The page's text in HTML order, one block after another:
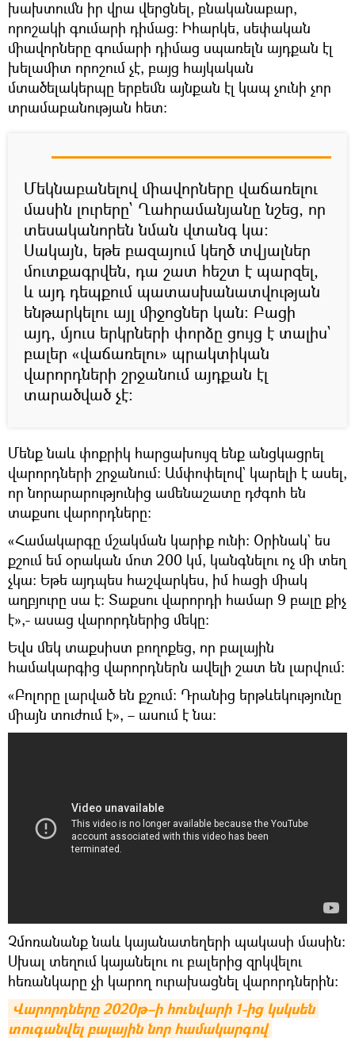
խախտումն իր վրա վերցնել, բնականաբար,
որոշակի գումարի դիմաց։ Իհարկե, սեփական
միավորները գումարի դիմաց սպառելն այդքան էլ
խելամիտ որոշում չէ, բայց հայկական
մտածելակերպը երբեմն այնքան էլ կապ չունի չոր
տրամաբանության հետ։
Մեկնաբանելով միավորները վաճառելու
մասին լուրերը` Ղահրամանյանը նշեց, որ
տեսականորեն նման վտանգ կա։
Սակայն, եթե բազայում կեղծ տվյալներ
մուտքագրվեն, դա շատ հեշտ է պարզել,
և այդ դեպքում պատասխանատվության
ենթարկելու այլ միջոցներ կան։ Բացի
այդ, մյուս երկրների փորձը ցույց է տալիս`
բալեր «վաճառելու» պրակտիկան
վարորդների շրջանում այդքան էլ
տարածված չէ։
Մենք նաև փոքրիկ հարցախույզ ենք անցկացրել
վարորդների շրջանում։ Ամփոփելով` կարելի է ասել,
որ նորարարությունից ամենաշատը դժգոհ են
տաքսու վարորդները։
«Համակարգը մշակման կարիք ունի։ Օրինակ` ես
քշում եմ օրական մոտ 200 կմ, կանգնելու ոչ մի տեղ
չկա։ Եթե այդպես հաշվարկես, իմ հացի միակ
աղբյուրը սա է։ Տաքսու վարորդի համար 9 բալը քիչ
է»,- ասաց վարորդներից մեկը։
Եվս մեկ տաքսիստ բողոքեց, որ բալային
համակարգից վարորդներն ավելի շատ են լարվում։
«Բոլորը լարված են քշում։ Դրանից երթևեկությունը
միայն տուժում է», – ասում է նա։
Չմոռանանք նաև կայանատեղերի պակասի մասին։
Սխալ տեղում կայանելու ու բալերից զրկվելու
հեռանկարը չի կարող ուրախացնել վարորդներին։
Վարորդները 2020թ–ի հունվարի 1-ից կսկսեն
տուգանվել բալային նոր համակարգով